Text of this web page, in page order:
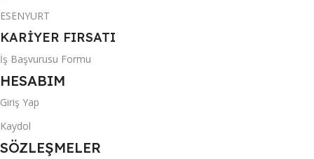
ESENYURT
KARİYER FIRSATI
İş Başvurusu Formu
HESABIM
Giriş Yap
Kaydol
SÖZLEŞMELER